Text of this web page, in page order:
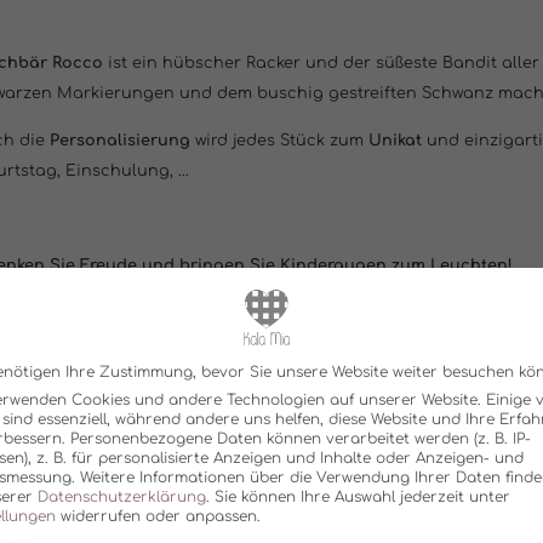
Rocco ist ein hübscher Racker und der süßeste Bandit aller
Markierungen und dem buschig gestreiften Schwanz
die Personalisierung wird jedes Stück zum Unikat und
Einschulung, ...
Sie Freude und bringen Sie Kinderaugen zum Leuchten!
100% Polyester
2 entnehmbare Polster mit Polyesterwolle
ca. 40 cm
Ihre Zustimmung, bevor Sie unsere Website weiter besuchen
Cookies und andere Technologien auf unserer Website. Einige
essenziell, während andere uns helfen, diese Website und Ihre
Personenbezogene Daten können verarbeitet werden (z. B. IP-
z. B. für personalisierte Anzeigen und Inhalte oder Anzeigen- und
Weitere Informationen über die Verwendung Ihrer Daten
Datenschutzerklärung. Sie können Ihre Auswahl jederzeit unter
widerrufen oder anpassen.